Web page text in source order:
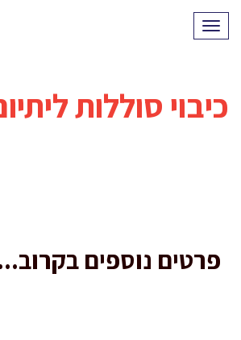
תפריט
כיבוי סוללות
פרטים נוספים